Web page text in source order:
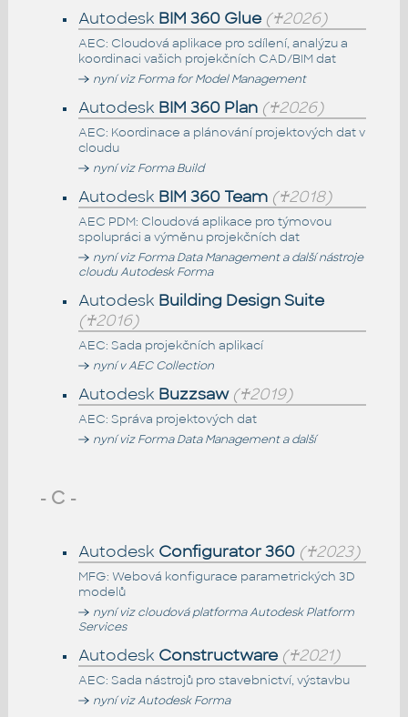
Autodesk BIM 360 Glue (♰2026)
AEC: Cloudová aplikace pro sdílení, analýzu a
koordinaci vašich projekčních CAD/BIM dat
nyní viz Forma for Model Management
Autodesk BIM 360 Plan (♰2026)
AEC: Koordinace a plánování projektových dat v
cloudu
nyní viz Forma Build
Autodesk BIM 360 Team (♰2018)
AEC PDM: Cloudová aplikace pro týmovou
spolupráci a výměnu projekčních dat
nyní viz Forma Data Management a další nástroje
cloudu Autodesk Forma
Autodesk Building Design Suite
(♰2016)
AEC: Sada projekčních aplikací
nyní v AEC Collection
Autodesk Buzzsaw (♰2019)
AEC: Správa projektových dat
nyní viz Forma Data Management a další
- C -
Autodesk Configurator 360 (♰2023)
MFG: Webová konfigurace parametrických 3D
modelů
nyní viz cloudová platforma Autodesk Platform
Services
Autodesk Constructware (♰2021)
AEC: Sada nástrojů pro stavebnictví, výstavbu
nyní viz Autodesk Forma